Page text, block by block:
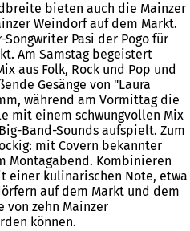
bieten auch die Mainzer
Weindorf auf dem Markt.
Pasi der Pogo für
Am Samstag begeistert
aus Folk, Rock und Pop und
Gesänge von "Laura
während am Vormittag die
mit einem schwungvollen Mix
Band-Sounds aufspielt. Zum
mit Covern bekannter
Montagabend. Kombinieren
einer kulinarischen Note, etwa
auf dem Markt und dem
von zehn Mainzer
können.